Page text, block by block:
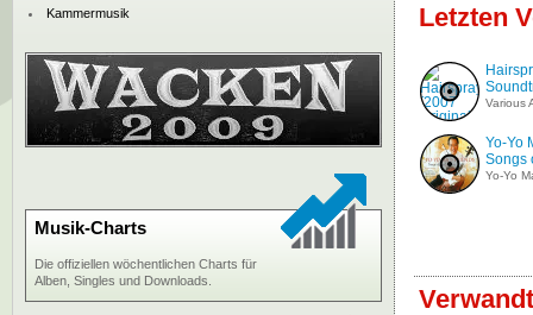
Letzten
Various
Yo-Yo
Songs
Yo-Yo
Kammermusik
Musik-Charts
Die offiziellen wöchentlichen Charts für
Alben, Singles und Downloads.